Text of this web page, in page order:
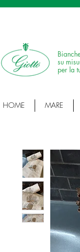
su
per la
HOME MARE